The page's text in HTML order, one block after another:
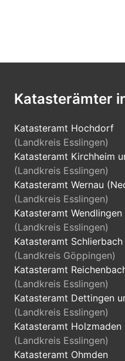
Katasterämter
Katasteramt Hochdorf
(Landkreis Esslingen)
Katasteramt Kirchheim
(Landkreis Esslingen)
Katasteramt Wernau
(Landkreis Esslingen)
Katasteramt
(Landkreis Esslingen)
Katasteramt Schlierbach
(Landkreis Göppingen)
Katasteramt
(Landkreis Esslingen)
Katasteramt Dettingen
(Landkreis Esslingen)
Katasteramt Holzmaden
(Landkreis Esslingen)
Katasteramt Ohmden